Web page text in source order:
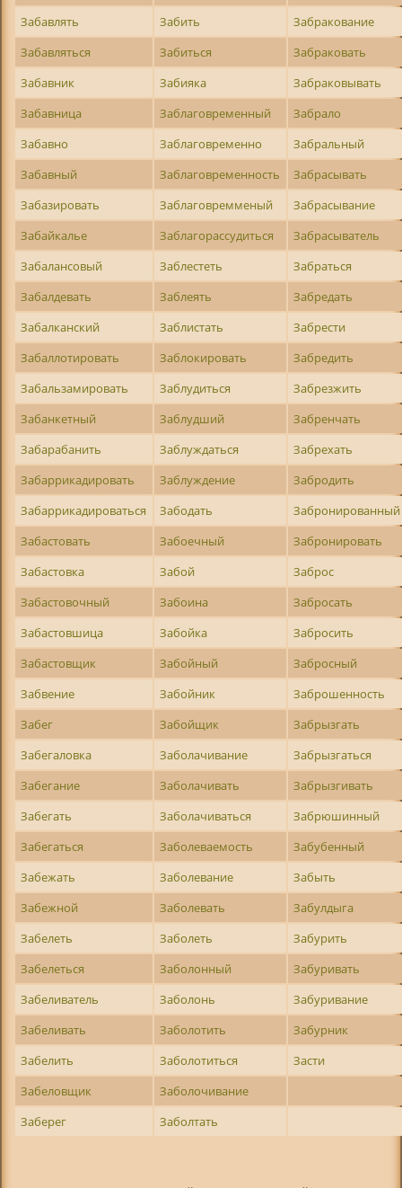
Забавлять
Забить
Забракование
Забавляться
Забиться
Забраковать
Забавник
Забияка
Забраковывать
Забавница
Заблаговременный
Забрало
Забавно
Заблаговременно
Забральный
Забавный
Заблаговременность
Забрасывать
Забазировать
Заблаговремменый
Забрасывание
Забайкалье
Заблагорассудиться
Забрасыватель
Забалансовый
Заблестеть
Забраться
Забалдевать
Заблеять
Забредать
Забалканский
Заблистать
Забрести
Забаллотировать
Заблокировать
Забредить
Забальзамировать
Заблудиться
Забрезжить
Забанкетный
Заблудший
Забренчать
Забарабанить
Заблуждаться
Забрехать
Забаррикадировать
Заблуждение
Забродить
Забаррикадироваться
Забодать
Забронированный
Забастовать
Забоечный
Забронировать
Забастовка
Забой
Заброс
Забастовочный
Забоина
Забросать
Забастовшица
Забойка
Забросить
Забастовщик
Забойный
Забросный
Забвение
Забойник
Заброшенность
Забег
Забойщик
Забрызгать
Забегаловка
Заболачивание
Забрызгаться
Забегание
Заболачивать
Забрызгивать
Забегать
Заболачиваться
Забрюшинный
Забегаться
Заболеваемость
Забубенный
Забежать
Заболевание
Забыть
Забежной
Заболевать
Забулдыга
Забелеть
Заболеть
Забурить
Забелеться
Заболонный
Забуривать
Забеливатель
Заболонь
Забуривание
Забеливать
Заболотить
Забурник
Забелить
Заболотиться
Засти
Забеловщик
Заболочивание
Заберег
Заболтать